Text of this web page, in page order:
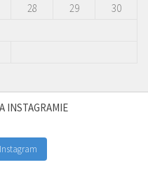
28 29
30
INSTAGRAMIE